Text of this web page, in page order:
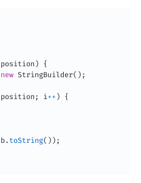
position )
{
new StringBuilder( ) ;
position ; i ++ )
{
. toString( ) ) ;